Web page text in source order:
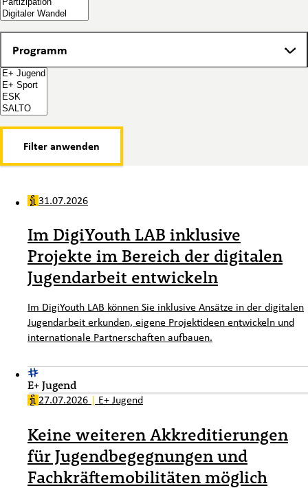
Programm
Filter anwenden
31.07.2026
Im DigiYouth LAB inklusive
Projekte im Bereich der digitalen
Jugendarbeit entwickeln
Im DigiYouth LAB können Sie inklusive Ansätze in der digitalen
Jugendarbeit erkunden, eigene Projektideen entwickeln und
internationale Partnerschaften aufbauen.
E+ Jugend
27.07.2026 | E+ Jugend
Keine weiteren Akkreditierungen
für Jugendbegegnungen und
Fachkräftemobilitäten möglich